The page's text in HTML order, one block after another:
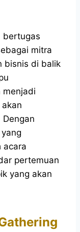
bertugas
mitra
bisnis di balik
menjadi
acara
pertemuan
yang akan